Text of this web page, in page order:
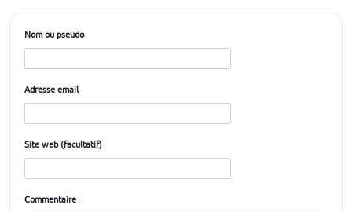
Nom ou pseudo
Adresse email
Site web (facultatif)
Commentaire